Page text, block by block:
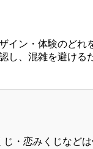
イン・体験のど
し、混雑を避け
・恋みくじなどは